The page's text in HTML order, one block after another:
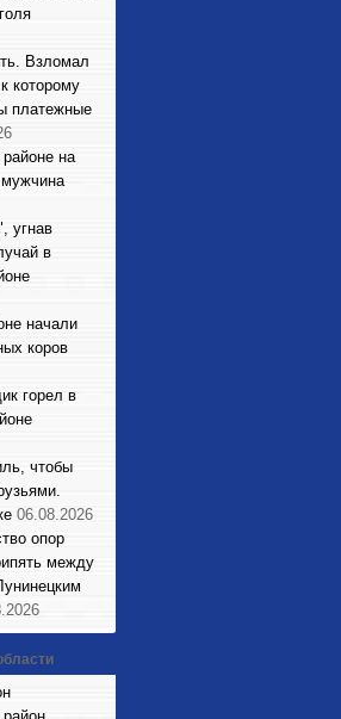
Взломал
которому
платежные
на
угнав
в
начали
коров
горел в
чтобы
06.08.2026
опор
между